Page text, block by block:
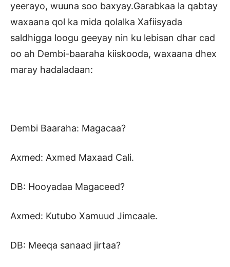
yeerayo, wuuna soo baxyay.Garabkaa la qabtay
waxaana qol ka mida qolalka Xafiisyada
saldhigga loogu geeyay nin ku lebisan dhar cad
oo ah Dembi-baaraha kiiskooda, waxaana dhex
maray hadaladaan:
Dembi Baaraha: Magacaa?
Axmed: Axmed Maxaad Cali.
DB: Hooyadaa Magaceed?
Axmed: Kutubo Xamuud Jimcaale.
DB: Meeqa sanaad jirtaa?